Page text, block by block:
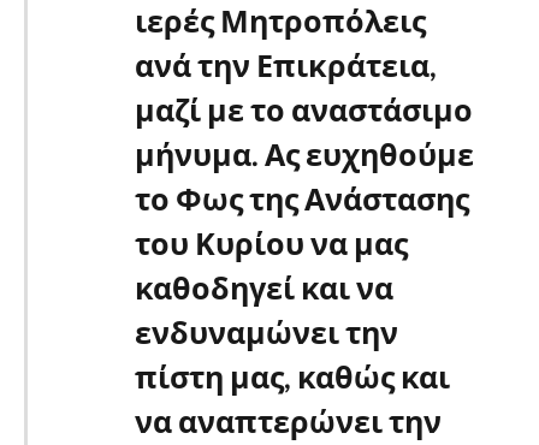
ιερές Μητροπόλεις
ανά την Επικράτεια,
μαζί με το αναστάσιμο
μήνυμα. Ας ευχηθούμε
το Φως της Ανάστασης
του Κυρίου να μας
καθοδηγεί και να
ενδυναμώνει την
πίστη μας, καθώς και
να αναπτερώνει την